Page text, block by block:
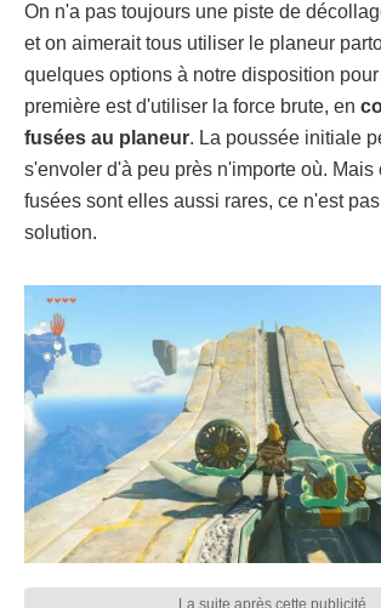
On n'a pas toujours une piste de
et on aimerait tous utiliser le planeur
quelques options à notre disposition
première est d'utiliser la force brute, en
fusées au planeur. La poussée initiale
s'envoler d'à peu près n'importe où. Mais
fusées sont elles aussi rares, ce n'est
solution.